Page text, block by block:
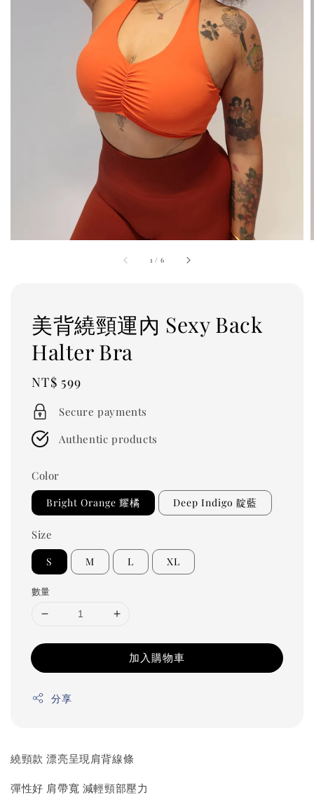
1 / 6
美背繞頸運內 Sexy Back
Halter Bra
Regular
price
NT$ 599
Secure payments
Authentic products
Color
Bright Orange 耀橘 Deep Indigo 靛藍
Size
S M L XL
數量
加入購物車
分享
繞頸款 漂亮呈現肩背線條
彈性好 肩帶寬 減輕頸部壓力